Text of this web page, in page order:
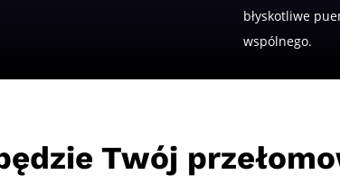
błyskotliwe
wspólnego.
Twój